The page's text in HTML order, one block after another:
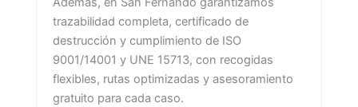
trazabilidad completa, certificado de
destrucción y cumplimiento de ISO
9001/14001 y UNE 15713, con recogidas
flexibles, rutas optimizadas y asesoramiento
gratuito para cada caso.